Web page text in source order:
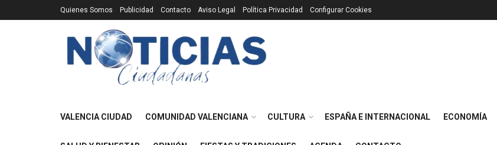
Quienes Somos Publicidad Contacto Aviso Legal Política Privacidad Configurar Cookies
VALENCIA CIUDAD COMUNIDAD VALENCIANA CULTURA ESPAÑA E INTERNACIONAL ECONOMÍA